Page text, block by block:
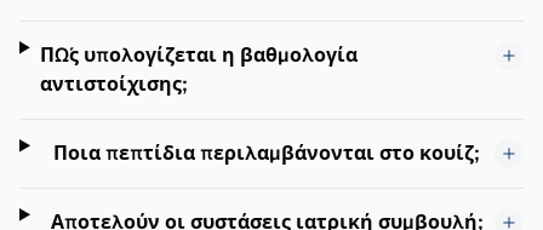
Πώς υπολογίζεται η βαθμολογία
αντιστοίχισης;
Ποια πεπτίδια περιλαμβάνονται στο κουίζ;
Αποτελούν οι συστάσεις ιατρική συμβουλή;